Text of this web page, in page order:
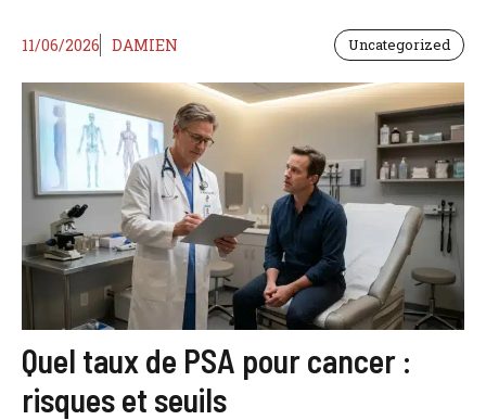
11/06/2026 DAMIEN Uncategorized
Quel taux de PSA pour cancer :
risques et seuils